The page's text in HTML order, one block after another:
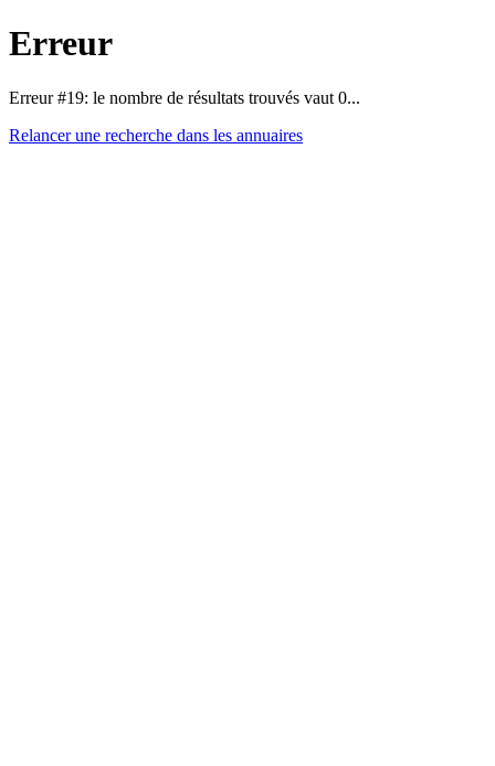
Erreur
Erreur #19: le nombre de résultats trouvés vaut 0...
Relancer une recherche dans les annuaires